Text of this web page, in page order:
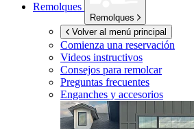
Remolques
Remolques
Volver al menú principal
Comienza una reservación
Videos instructivos
Consejos para remolcar
Preguntas frecuentes
Enganches y accesorios